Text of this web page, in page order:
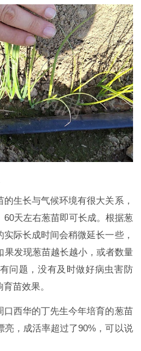
生长与气候环境有很大关系，
天左右葱苗即可长成。根据葱
际长成时间会稍微延长一些，
果发现葱苗越长越小，或者数量
问题，没有及时做好病虫害防
苗效果。
西华的丁先生今年培育的葱苗
亮，成活率超过了90%，可以说